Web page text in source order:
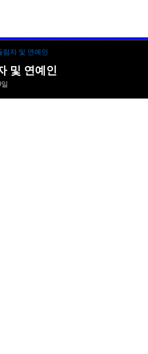
림자 및 연예인
및 연예인